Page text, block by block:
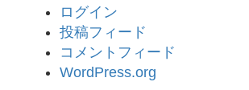
ログイン
投稿フィード
コメントフィード
WordPress.org